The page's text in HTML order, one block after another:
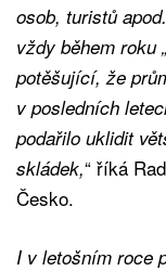
osob, turistů
vždy během roku
potěšující, že
v posledních
podařilo uklidit
skládek,“ říká
Česko.
I v letošním roce